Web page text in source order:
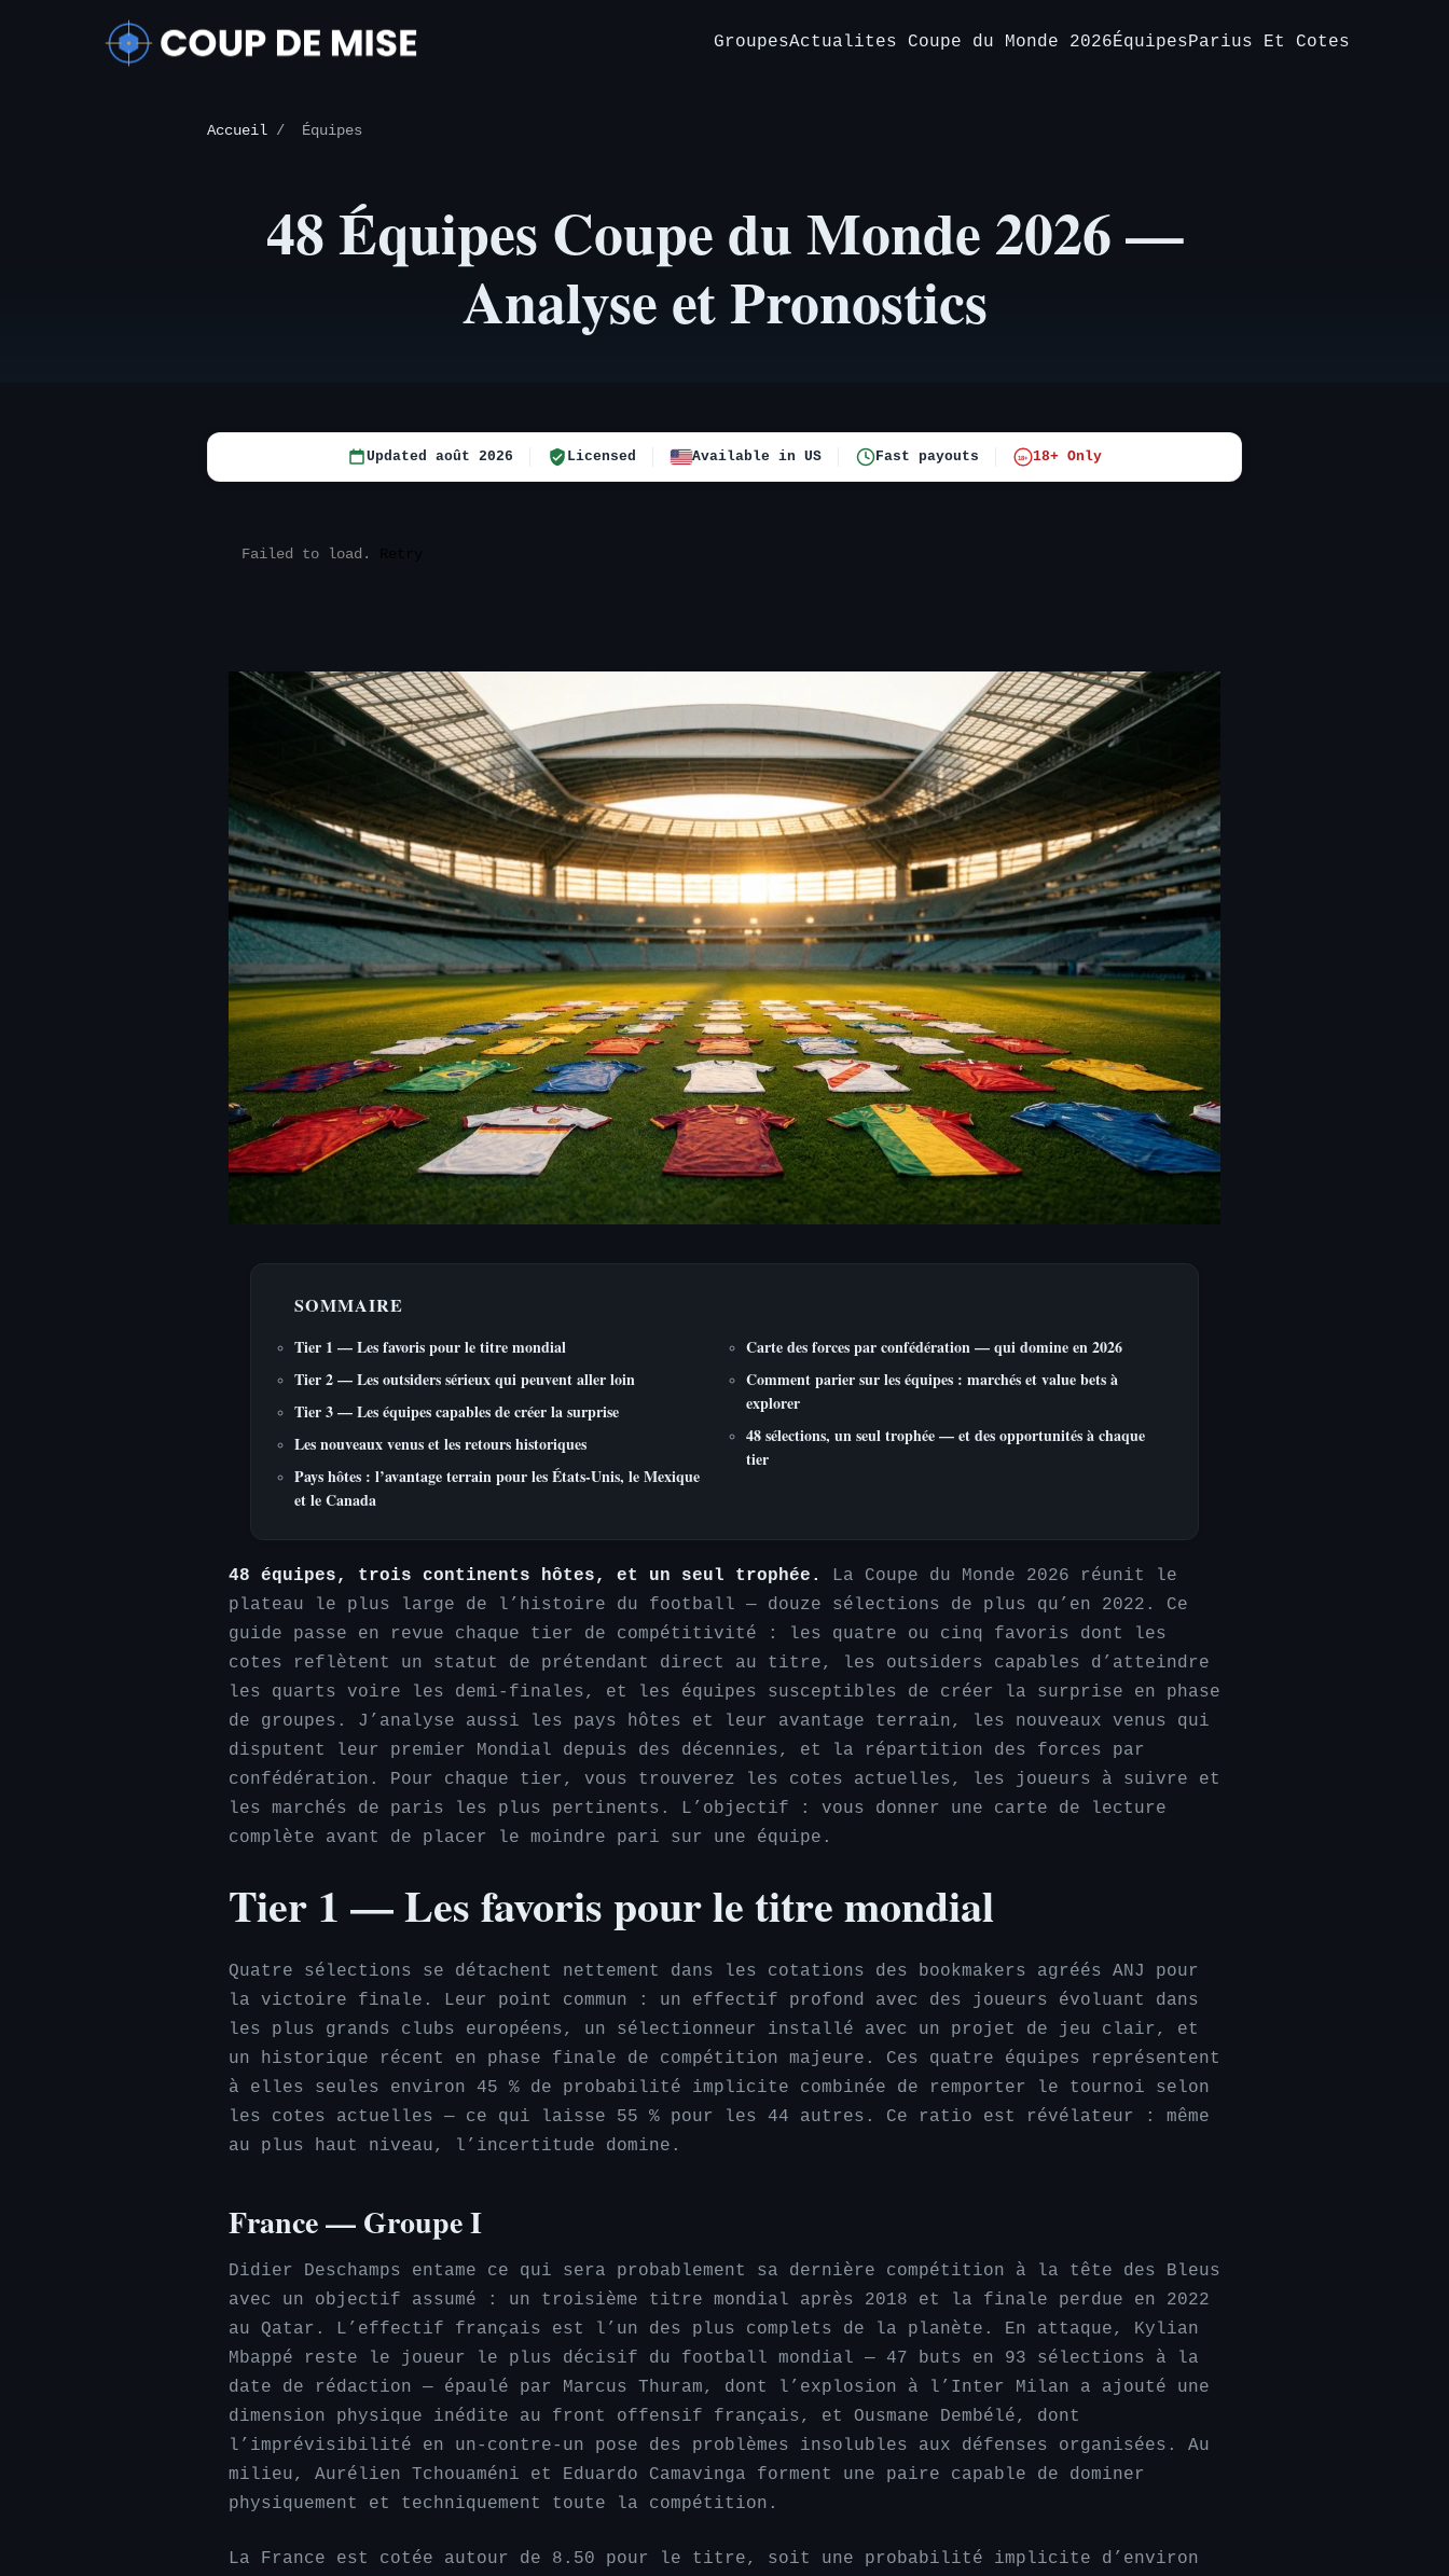
GroupesActualites Coupe du Monde 2026ÉquipesParius Et Cotes
Accueil / Équipes
48 Équipes Coupe du Monde 2026 —
Analyse et Pronostics
Updated août 2026 Licensed Available in US Fast payouts 18+ 18+ Only
Failed to load.
SOMMAIRE
Tier 1 — Les favoris pour le titre mondial
Tier 2 — Les outsiders sérieux qui peuvent aller loin
Tier 3 — Les équipes capables de créer la surprise
Les nouveaux venus et les retours historiques
Pays hôtes : l’avantage terrain pour les États-Unis, le Mexique
et le Canada
Carte des forces par confédération — qui domine en 2026
Comment parier sur les équipes : marchés et value bets à
explorer
48 sélections, un seul trophée — et des opportunités à chaque
tier
48 équipes, trois continents hôtes, et un seul trophée.
La Coupe du Monde 2026 réunit le
plateau le plus large de l’histoire du football — douze sélections de plus qu’en 2022. Ce
guide passe en revue chaque tier de compétitivité : les quatre ou cinq favoris dont les
cotes reflètent un statut de prétendant direct au titre, les outsiders capables d’atteindre
les quarts voire les demi-finales, et les équipes susceptibles de créer la surprise en phase
de groupes. J’analyse aussi les pays hôtes et leur avantage terrain, les nouveaux venus qui
disputent leur premier Mondial depuis des décennies, et la répartition des forces par
confédération. Pour chaque tier, vous trouverez les cotes actuelles, les joueurs à suivre et
les marchés de paris les plus pertinents. L’objectif : vous donner une carte de lecture
complète avant de placer le moindre pari sur une équipe.
Tier 1 — Les favoris pour le titre mondial
Quatre sélections se détachent nettement dans les cotations des bookmakers agréés ANJ pour
la victoire finale. Leur point commun : un effectif profond avec des joueurs évoluant dans
les plus grands clubs européens, un sélectionneur installé avec un projet de jeu clair, et
un historique récent en phase finale de compétition majeure. Ces quatre équipes représentent
à elles seules environ 45 % de probabilité implicite combinée de remporter le tournoi selon
les cotes actuelles — ce qui laisse 55 % pour les 44 autres. Ce ratio est révélateur : même
au plus haut niveau, l’incertitude domine.
France — Groupe I
Didier Deschamps entame ce qui sera probablement sa dernière compétition à la tête des Bleus
avec un objectif assumé : un troisième titre mondial après 2018 et la finale perdue en 2022
au Qatar. L’effectif français est l’un des plus complets de la planète. En attaque, Kylian
Mbappé reste le joueur le plus décisif du football mondial — 47 buts en 93 sélections à la
date de rédaction — épaulé par Marcus Thuram, dont l’explosion à l’Inter Milan a ajouté une
dimension physique inédite au front offensif français, et Ousmane Dembélé, dont
l’imprévisibilité en un-contre-un pose des problèmes insolubles aux défenses organisées. Au
milieu, Aurélien Tchouaméni et Eduardo Camavinga forment une paire capable de dominer
physiquement et techniquement toute la compétition.
La France est cotée autour de 8.50 pour le titre, soit une probabilité implicite d’environ